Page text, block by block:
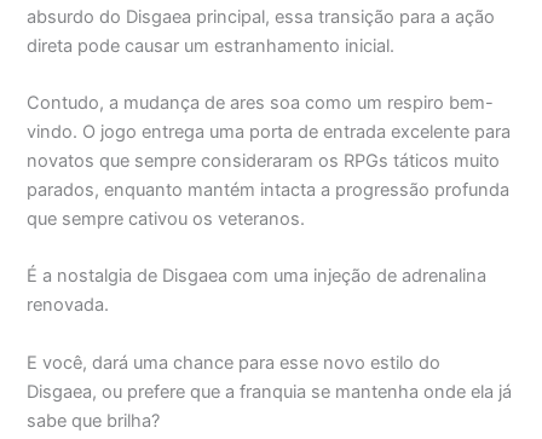
absurdo do Disgaea principal, essa transição para a ação
direta pode causar um estranhamento inicial.
Contudo, a mudança de ares soa como um respiro bem-
vindo. O jogo entrega uma porta de entrada excelente para
novatos que sempre consideraram os RPGs táticos muito
parados, enquanto mantém intacta a progressão profunda
que sempre cativou os veteranos.
É a nostalgia de Disgaea com uma injeção de adrenalina
renovada.
E você, dará uma chance para esse novo estilo do
Disgaea, ou prefere que a franquia se mantenha onde ela já
sabe que brilha?